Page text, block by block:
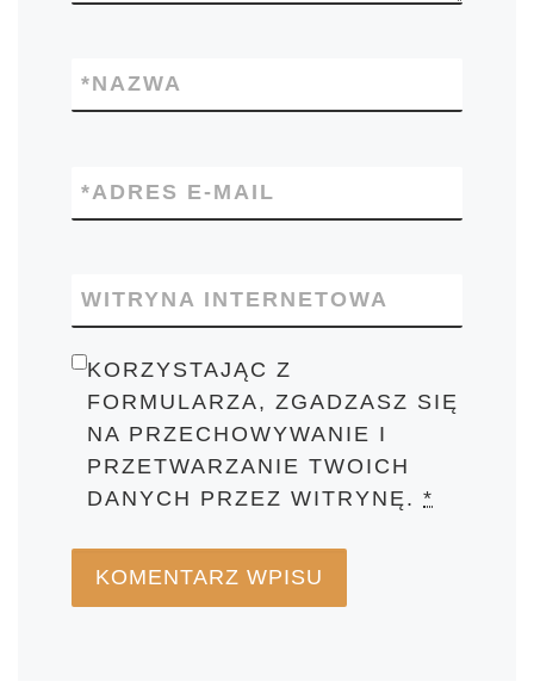
NAZWA
*
ADRES E-MAIL
*
WITRYNA INTERNETOWA
KORZYSTAJĄC Z
FORMULARZA, ZGADZASZ SIĘ
NA PRZECHOWYWANIE I
PRZETWARZANIE TWOICH
DANYCH PRZEZ WITRYNĘ.*